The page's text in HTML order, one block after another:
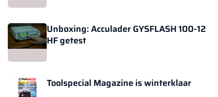
Unboxing: Acculader GYSFLASH 100-12
HF getest
Toolspecial Magazine is winterklaar